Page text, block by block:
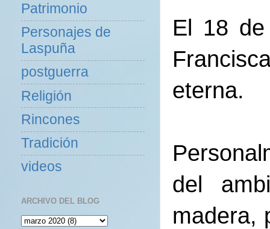
El 18
eterna.
del
madera,
Patrimonio
Personajes de
Laspuña
postguerra
Religión
Rincones
Tradición
videos
ARCHIVO DEL BLOG